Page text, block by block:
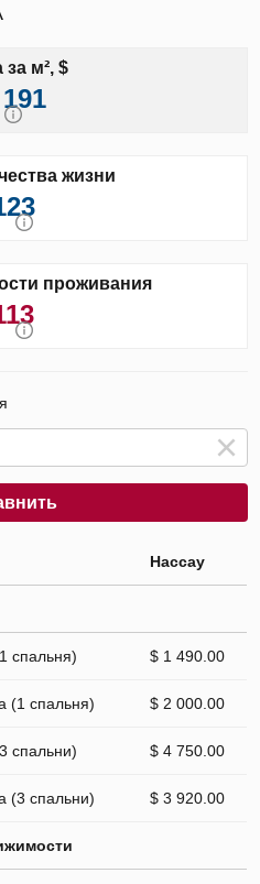
за м², $
жизни
проживания
Нассау
спальня) $ 1 490.00
(1 спальня) $ 2 000.00
спальни) $ 4 750.00
(3 спальни) $ 3 920.00